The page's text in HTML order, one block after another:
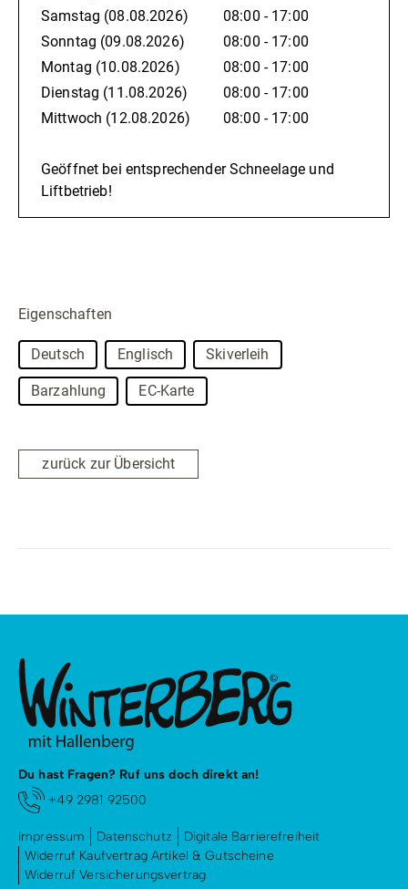
Samstag (08.08.2026)
08:00 - 17:00
Sonntag (09.08.2026)
08:00 - 17:00
Montag (10.08.2026)
08:00 - 17:00
Dienstag (11.08.2026)
08:00 - 17:00
Mittwoch (12.08.2026) 08:00 - 17:00
Geöffnet bei entsprechender Schneelage und
Liftbetrieb!
Eigenschaften
Deutsch Englisch Skiverleih
Barzahlung EC-Karte
zurück zur Übersicht
Du hast Fragen? Ruf uns doch direkt an!
+49 2981 92500
Impressum Datenschutz
Digitale Barrierefreiheit
Widerruf Kaufvertrag Artikel & Gutscheine
Widerruf Versicherungsvertrag